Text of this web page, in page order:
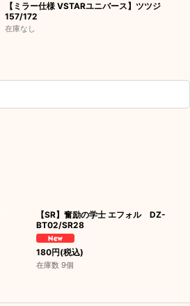
【ミラー仕様 VSTARユニバース】ツツジ
157/172
在庫なし
【SR】奮励の学士 エフォル DZ-
BT02/SR28
180円(税込)
在庫数 9個